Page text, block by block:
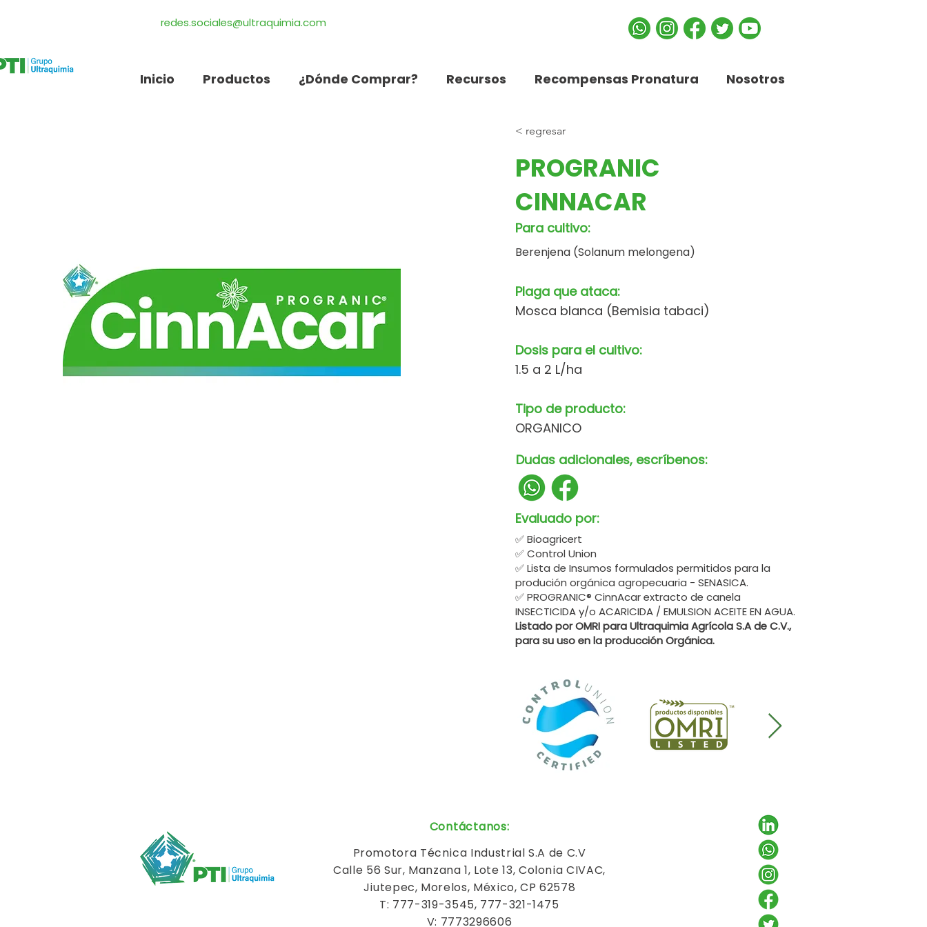
redes.sociales@ultraquimia.com
Inicio Productos ¿Dónde Comprar? Recursos Recompensas Pronatura Nosotros
< regresar
PROGRANIC
CINNACAR
Para cultivo:
Berenjena (Solanum melongena)
Plaga que ataca:
Mosca blanca (Bemisia tabaci)
Dosis para el cultivo:
1.5 a 2 L/ha
Tipo de producto:
ORGANICO
Dudas adicionales, escríbenos:
Evaluado por:
✅ Bioagricert
✅ Control Union
✅ Lista de Insumos formulados permitidos para la
produción orgánica agropecuaria - SENASICA.
✅ PROGRANIC® CinnAcar extracto de canela
INSECTICIDA y/o ACARICIDA / EMULSION ACEITE EN AGUA.
Listado por OMRI para Ultraquimia Agrícola S.A de C.V.,
para su uso en la producción Orgánica.
Contáctanos:
Promotora Técnica Industrial S.A de C.V
Calle 56 Sur, Manzana 1, Lote 13, Colonia CIVAC,
Jiutepec, Morelos, México, CP 62578
T: 777-319-3545, 777-321-1475
V: 7773296606